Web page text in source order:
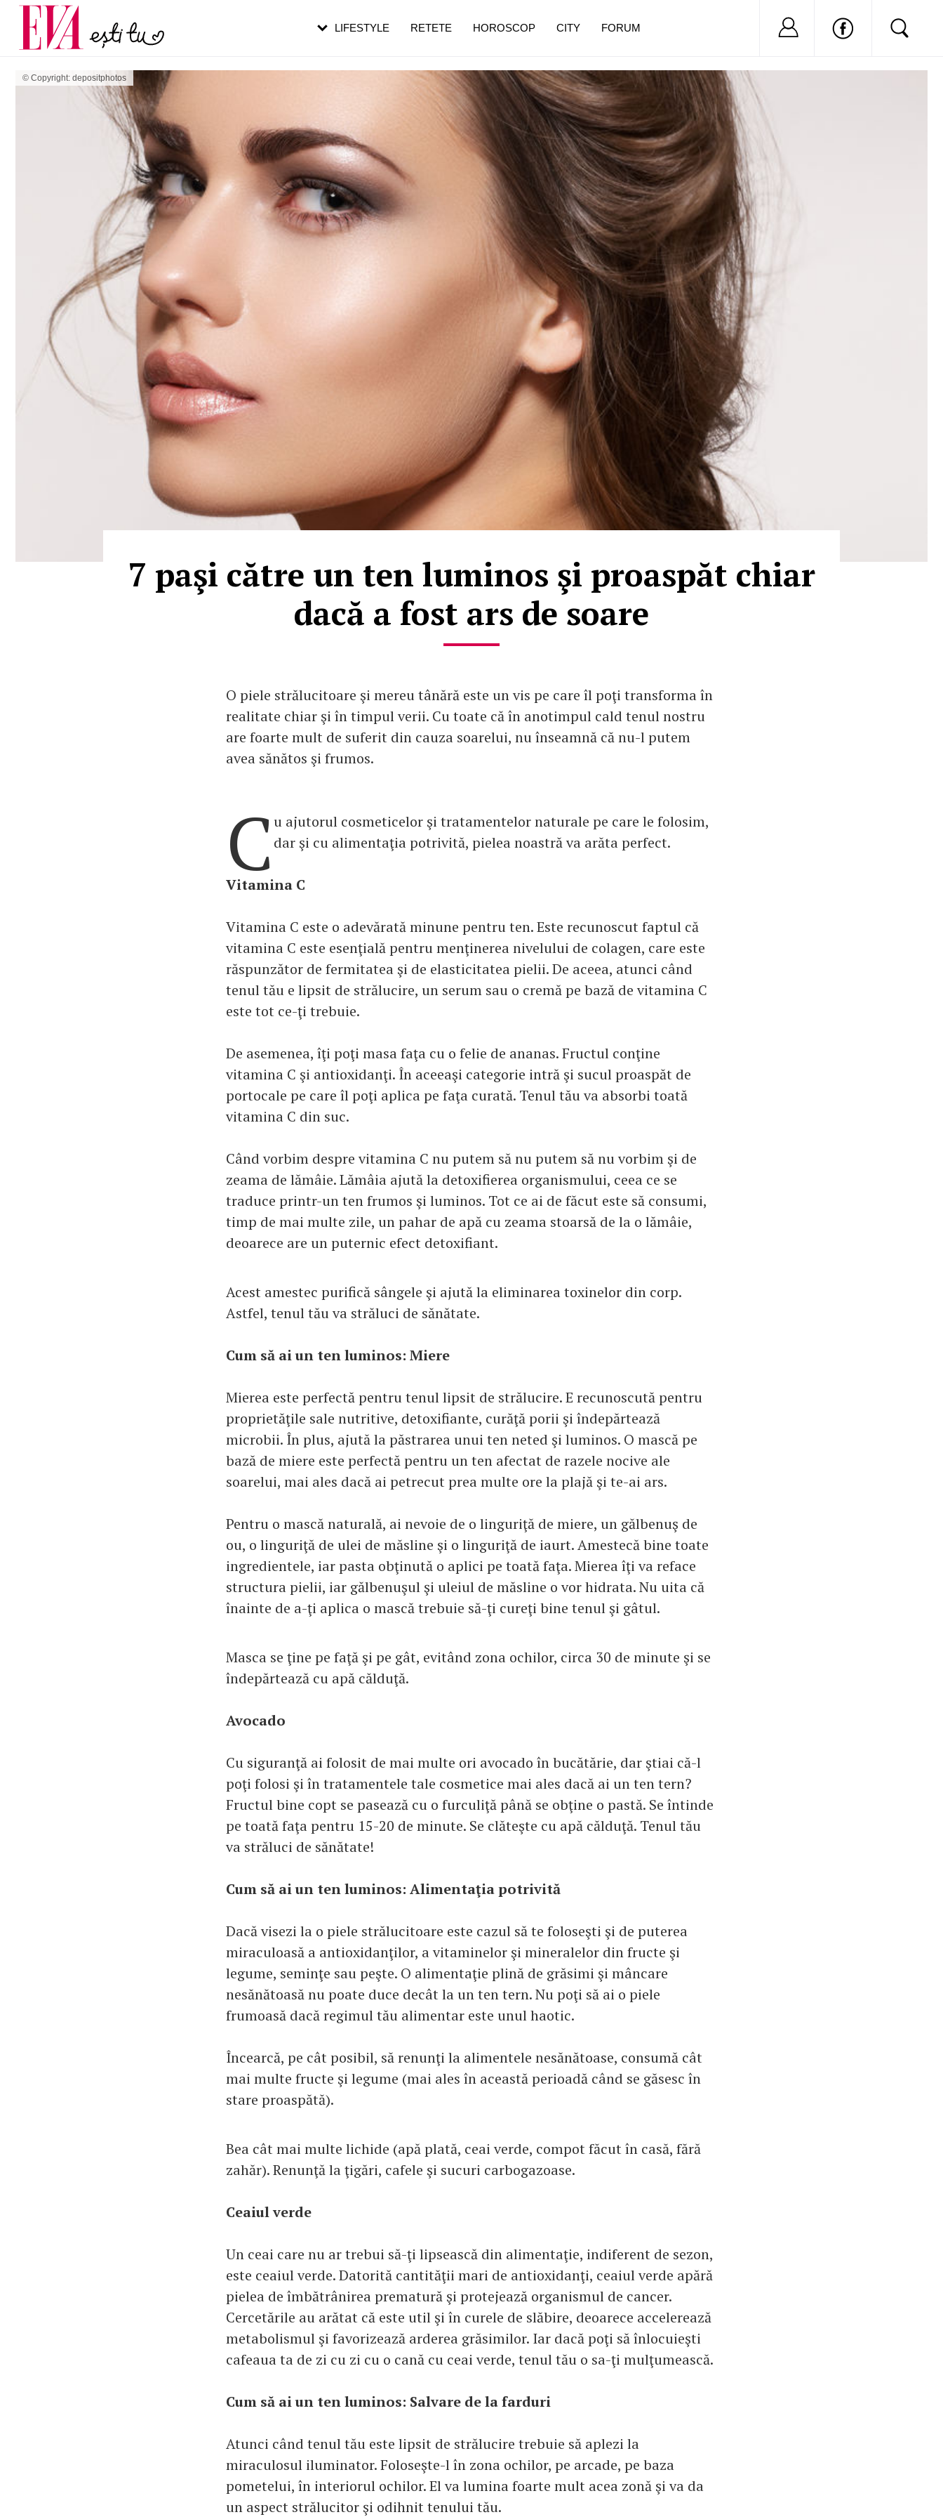
© Copyright: depositphotos
7 paşi către un ten luminos şi proaspăt chiar
dacă a fost ars de soare
O piele strălucitoare şi mereu tânără este un vis pe care îl poţi transforma în
realitate chiar şi în timpul verii. Cu toate că în anotimpul cald tenul nostru
are foarte mult de suferit din cauza soarelui, nu înseamnă că nu-l putem
avea sănătos şi frumos.
C u ajutorul cosmeticelor şi tratamentelor naturale pe care le folosim,
dar şi cu alimentaţia potrivită, pielea noastră va arăta perfect.
Vitamina C
Vitamina C este o adevărată minune pentru ten. Este recunoscut faptul că
vitamina C este esenţială pentru menţinerea nivelului de colagen, care este
răspunzător de fermitatea şi de elasticitatea pielii. De aceea, atunci când
tenul tău e lipsit de strălucire, un serum sau o cremă pe bază de vitamina C
este tot ce-ţi trebuie.
De asemenea, îţi poţi masa faţa cu o felie de ananas. Fructul conţine
vitamina C şi antioxidanţi. În aceeaşi categorie intră şi sucul proaspăt de
portocale pe care îl poţi aplica pe faţa curată. Tenul tău va absorbi toată
vitamina C din suc.
Când vorbim despre vitamina C nu putem să nu putem să nu vorbim şi de
zeama de lămâie. Lămâia ajută la detoxifierea organismului, ceea ce se
traduce printr-un ten frumos şi luminos. Tot ce ai de făcut este să consumi,
timp de mai multe zile, un pahar de apă cu zeama stoarsă de la o lămâie,
deoarece are un puternic efect detoxifiant.
Acest amestec purifică sângele şi ajută la eliminarea toxinelor din corp.
Astfel, tenul tău va străluci de sănătate.
Cum să ai un ten luminos: Miere
Mierea este perfectă pentru tenul lipsit de strălucire. E recunoscută pentru
proprietăţile sale nutritive, detoxifiante, curăţă porii şi îndepărtează
microbii. În plus, ajută la păstrarea unui ten neted şi luminos. O mască pe
bază de miere este perfectă pentru un ten afectat de razele nocive ale
soarelui, mai ales dacă ai petrecut prea multe ore la plajă şi te-ai ars.
Pentru o mască naturală, ai nevoie de o linguriţă de miere, un gălbenuş de
ou, o linguriţă de ulei de măsline şi o linguriţă de iaurt. Amestecă bine toate
ingredientele, iar pasta obţinută o aplici pe toată faţa. Mierea îţi va reface
structura pielii, iar gălbenuşul şi uleiul de măsline o vor hidrata. Nu uita că
înainte de a-ţi aplica o mască trebuie să-ţi cureţi bine tenul şi gâtul.
Masca se ţine pe faţă şi pe gât, evitând zona ochilor, circa 30 de minute şi se
îndepărtează cu apă călduţă.
Avocado
Cu siguranţă ai folosit de mai multe ori avocado în bucătărie, dar ştiai că-l
poţi folosi şi în tratamentele tale cosmetice mai ales dacă ai un ten tern?
Fructul bine copt se pasează cu o furculiţă până se obţine o pastă. Se întinde
pe toată faţa pentru 15-20 de minute. Se clăteşte cu apă călduţă. Tenul tău
va străluci de sănătate!
Cum să ai un ten luminos: Alimentaţia potrivită
Dacă visezi la o piele strălucitoare este cazul să te foloseşti şi de puterea
miraculoasă a antioxidanţilor, a vitaminelor şi mineralelor din fructe şi
legume, seminţe sau peşte. O alimentaţie plină de grăsimi şi mâncare
nesănătoasă nu poate duce decât la un ten tern. Nu poţi să ai o piele
frumoasă dacă regimul tău alimentar este unul haotic.
Încearcă, pe cât posibil, să renunţi la alimentele nesănătoase, consumă cât
mai multe fructe şi legume (mai ales în această perioadă când se găsesc în
stare proaspătă).
Bea cât mai multe lichide (apă plată, ceai verde, compot făcut în casă, fără
zahăr). Renunţă la ţigări, cafele şi sucuri carbogazoase.
Ceaiul verde
Un ceai care nu ar trebui să-ţi lipsească din alimentaţie, indiferent de sezon,
este ceaiul verde. Datorită cantităţii mari de antioxidanţi, ceaiul verde apără
pielea de îmbătrânirea prematură şi protejează organismul de cancer.
Cercetările au arătat că este util şi în curele de slăbire, deoarece accelerează
metabolismul şi favorizează arderea grăsimilor. Iar dacă poţi să înlocuieşti
cafeaua ta de zi cu zi cu o cană cu ceai verde, tenul tău o sa-ţi mulţumească.
Cum să ai un ten luminos: Salvare de la farduri
Atunci când tenul tău este lipsit de strălucire trebuie să aplezi la
miraculosul iluminator. Foloseşte-l în zona ochilor, pe arcade, pe baza
pometelui, în interiorul ochilor. El va lumina foarte mult acea zonă şi va da
un aspect strălucitor şi odihnit tenului tău.
LIFESTYLE RETETE HOROSCOP CITY FORUM Nu ai cont?
Carieră
Actualitate
pe măsură ce înaintezi în vârstă